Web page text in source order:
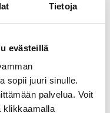
Tietoja
evästeillä
sopii juuri sinulle.
palvelua. Voit
klikkaamalla
on luvassa rentoa
24, Kuopio
jäsenelle 13.90 €.